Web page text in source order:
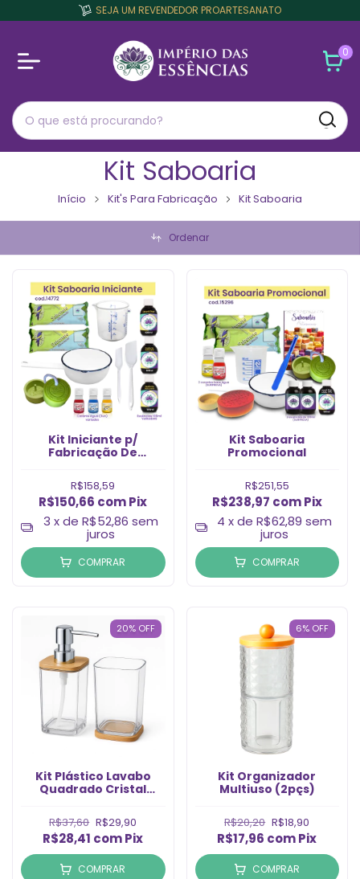
SEJA UM REVENDEDOR PROARTESANATO
0
Kit Saboaria
Início Kit's Para Fabricação Kit Saboaria
Ordenar
Kit Iniciante p/
Fabricação De
Completo com Base
Nossa Terra Essências
Laúril e Moldes
R$158,59
R$150,66 comPix
3 x de R$52,86 sem
juros
COMPRAR
Kit Saboaria
Promocional
R$251,55
R$238,97 com Pix
4 x deR$62,89 sem
juros
COMPRAR
20% OFF
Kit Plástico Lavabo
Quadrado Cristal
R$37,60 R$29,90
R$28,41 comPix
COMPRAR
6% OFF
Kit Organizador
Multiuso (2pçs)
R$20,20 R$18,90
R$17,96 comPix
COMPRAR